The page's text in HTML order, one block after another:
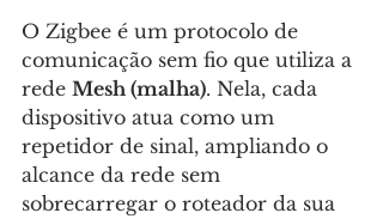
O Zigbee é um protocolo de
comunicação sem fio que utiliza a
rede Mesh (malha). Nela, cada
dispositivo atua como um
repetidor de sinal, ampliando o
alcance da rede sem
sobrecarregar o roteador da sua